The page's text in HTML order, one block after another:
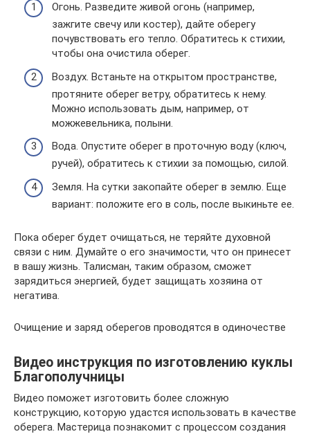
Огонь. Разведите живой огонь (например,
зажгите свечу или костер), дайте оберегу
почувствовать его тепло. Обратитесь к стихии,
чтобы она очистила оберег.
Воздух. Встаньте на открытом пространстве,
протяните оберег ветру, обратитесь к нему.
Можно использовать дым, например, от
можжевельника, полыни.
Вода. Опустите оберег в проточную воду (ключ,
ручей), обратитесь к стихии за помощью, силой.
Земля. На сутки закопайте оберег в землю. Еще
вариант: положите его в соль, после выкиньте ее.
Пока оберег будет очищаться, не теряйте духовной
связи с ним. Думайте о его значимости, что он принесет
в вашу жизнь. Талисман, таким образом, сможет
зарядиться энергией, будет защищать хозяина от
негатива.
Очищение и заряд оберегов проводятся в одиночестве
Видео инструкция по изготовлению куклы
Благополучницы
Видео поможет изготовить более сложную
конструкцию, которую удастся использовать в качестве
оберега. Мастерица познакомит с процессом создания